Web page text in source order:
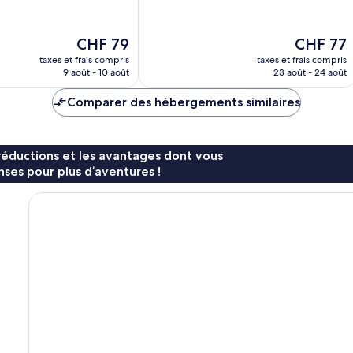
Le
nouveau
prix
de
CHF 79
CHF 79
taxes et frais compris
9 août - 10 août
Le
nouveau
prix
de
CHF 77
CHF 77
taxes et frais compris
23 août - 24 août
Comparer des hébergements similaires
et les avantages dont vous
pour plus d’aventures !